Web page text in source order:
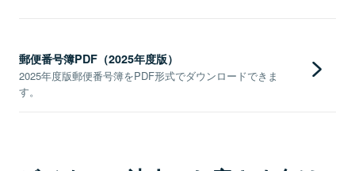
郵便番号簿PDF（2025年度版）
2025年度版郵便番号簿をPDF形式でダウンロードできま
す。